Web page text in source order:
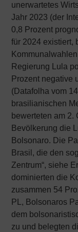
unerwartetes
Jahr 2023 (der
0,8 Prozent
für 2024 existiert,
Regierung Lula
Prozent negative
(Datafolha vom
brasilianischen
bewerteten am 2.
Bevölkerung die
Bolsonaro. Die
Brasil, die den
Zentrum“, siehe
dominierten die
zusammen 54
PL, Bolsonaros
dem
zu und belegten